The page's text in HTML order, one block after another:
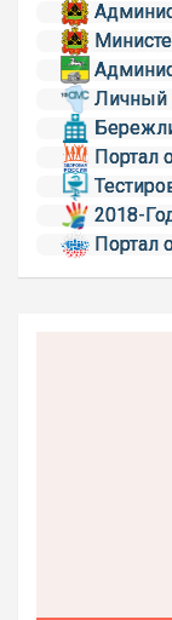
Личный
Портал
2018-
Портал